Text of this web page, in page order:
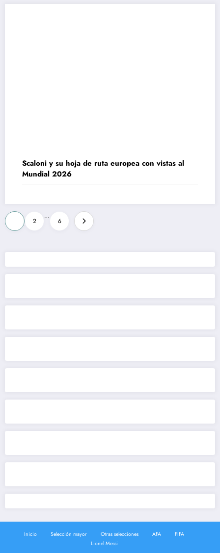
Scaloni y su hoja de ruta europea con vistas al
Mundial 2026
Paginación
de
entradas
2
…
6
Inicio Selección mayor Otras selecciones AFA
FIFA
Lionel Messi